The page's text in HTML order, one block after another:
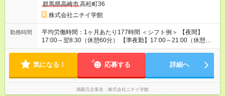
群馬県高崎市高松町36
株式会社ニチイ学館
勤務時間
平均労働時間：1ヶ月あたり177時間 ＜シフト例＞ 【夜間】
17:00～翌8:30（休憩60分） 【準夜勤】17:00～21:00（休憩な
し） 【土日祝】8:30～17:15（休憩60分） ※フルタイムは月13
間：1ヶ月あたり177時間 ＜シフト例＞ 【夜間】17:00～翌
祝】8:30～17:15（休憩60分） ※フルタイムは月13日のシフト
勤務 ※シフトはご相談の上決定します
気になる！ 応募する 詳細へ
掲載元企業名 株式会社ニチイ学館